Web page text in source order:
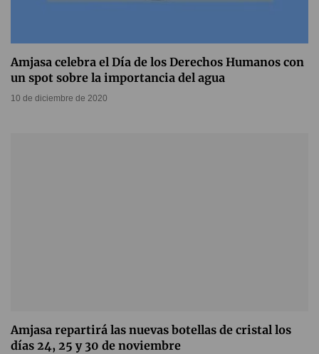
Amjasa celebra el Día de los Derechos Humanos con
un spot sobre la importancia del agua
10 de diciembre de 2020
Amjasa repartirá las nuevas botellas de cristal los
días 24, 25 y 30 de noviembre